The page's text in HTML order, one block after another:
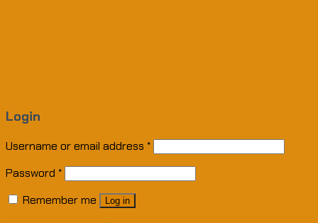
Login
Username or email address *
Password *
Remember me
Log in